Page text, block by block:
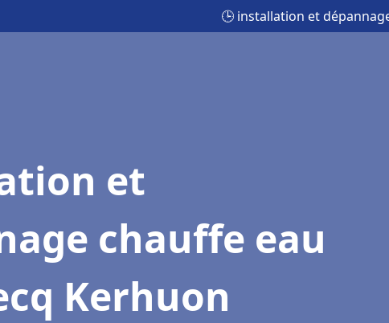
🕒 installation et
et
chauffe eau
Kerhuon